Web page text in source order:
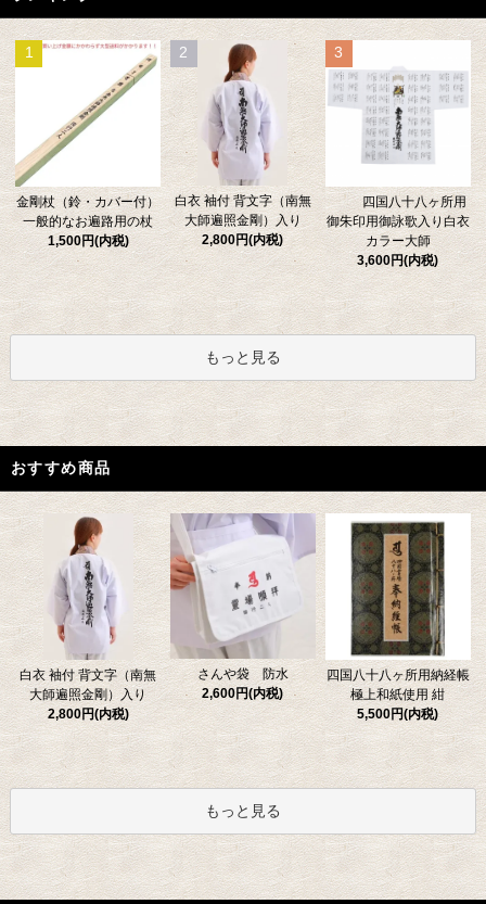
1
金剛杖（鈴・カバー付）
一般的なお遍路用の杖
1,500円(内税)
2
白衣 袖付 背文字（南無
大師遍照金剛）入り
2,800円(内税)
3
四国八十八ヶ所用
御朱印用御詠歌入り白衣
カラー大師
3,600円(内税)
もっと見る
おすすめ商品
白衣 袖付 背文字（南無
大師遍照金剛）入り
2,800円(内税)
さんや袋 防水
2,600円(内税)
四国八十八ヶ所用納経帳
極上和紙使用 紺
5,500円(内税)
もっと見る